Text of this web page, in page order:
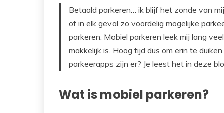
Betaald parkeren… ik blijf het zonde van
of in elk geval zo voordelig mogelijke
parkeren. Mobiel parkeren leek mij lang
makkelijk is. Hoog tijd dus om erin te
parkeerapps zijn er? Je leest het in deze
Wat is mobiel parkeren?